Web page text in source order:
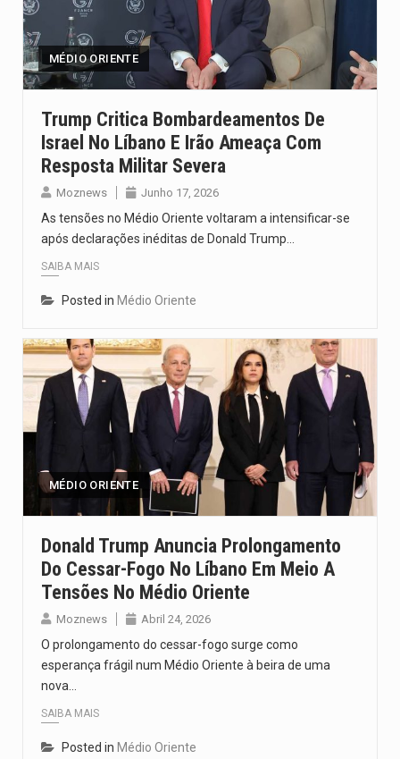
O Departamento de Estado norte-americano confirmou que cidadãos dos Estados…
MÉDIO ORIENTE
Trump Critica Bombardeamentos De
Israel No Líbano E Irão Ameaça Com
Resposta Militar Severa
Moznews Junho 17, 2026
As tensões no Médio Oriente voltaram a intensificar-se
após declarações inéditas de Donald Trump…
SAIBA MAIS
Posted in Médio Oriente
MÉDIO ORIENTE
Donald Trump Anuncia Prolongamento
Do Cessar-Fogo No Líbano Em Meio A
Tensões No Médio Oriente
Moznews Abril 24, 2026
O prolongamento do cessar-fogo surge como
esperança frágil num Médio Oriente à beira de uma
nova…
SAIBA MAIS
Posted in Médio Oriente